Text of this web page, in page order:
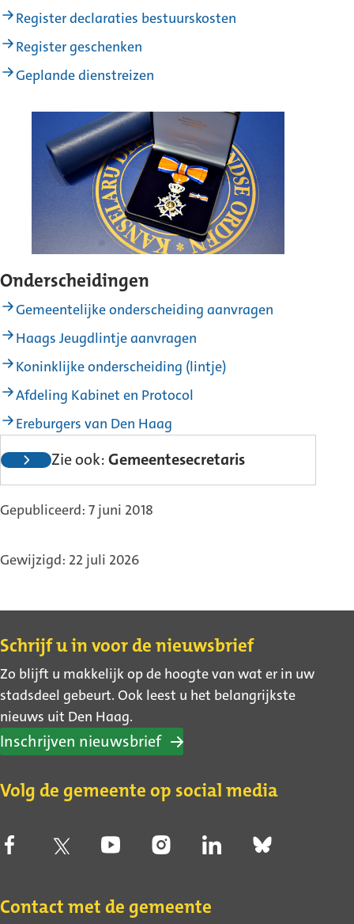
Register declaraties bestuurskosten
Register geschenken
Geplande dienstreizen
Onderscheidingen
Gemeentelijke onderscheiding aanvragen
Haags Jeugdlintje aanvragen
Koninklijke onderscheiding (lintje)
Afdeling Kabinet en Protocol
Ereburgers van Den Haag
Zie ook:Gemeentesecretaris
Gepubliceerd: 7 juni 2018
Gewijzigd: 22 juli 2026
Contact
Schrijf u in voor de nieuwsbrief
Zo blijft u makkelijk op de hoogte van wat er in uw
stadsdeel gebeurt. Ook leest u het belangrijkste
nieuws uit Den Haag.
Inschrijven nieuwsbrief
Volg de gemeente op social media
Contact met de gemeente